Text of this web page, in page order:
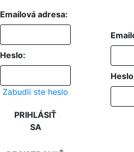
Emailová adresa:
Heslo:
Zabudli ste heslo
PRIHLÁSIŤ
SA